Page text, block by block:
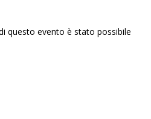
questo evento è stato possibile